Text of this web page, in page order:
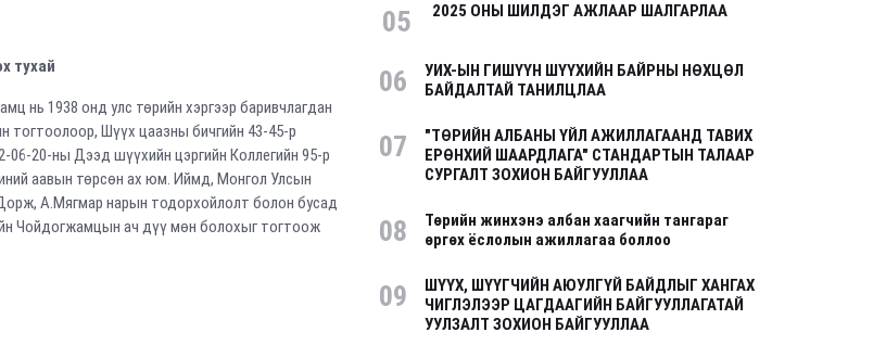
тухай
нь 1938 онд улс төрийн хэргээр баривчлагдан
тогтоолоор, Шүүх цаазны бичгийн 43-45-р
06-20-ны Дээд шүүхийн цэргийн Коллегийн 95-р
аавын төрсөн ах юм. Иймд, Монгол Улсын
А.Мягмар нарын тодорхойлолт болон бусад
Чойдогжамцын ач дүү мөн болохыг тогтоож
05 2025 ОНЫ ШИЛДЭГ АЖЛААР ШАЛГАРЛАА
06
УИХ-ЫН ГИШҮҮН ШҮҮХИЙН БАЙРНЫ НӨХЦӨЛ
БАЙДАЛТАЙ ТАНИЛЦЛАА
07
"ТӨРИЙН АЛБАНЫ ҮЙЛ АЖИЛЛАГААНД ТАВИХ
ЕРӨНХИЙ ШААРДЛАГА" СТАНДАРТЫН ТАЛААР
СУРГАЛТ ЗОХИОН БАЙГУУЛЛАА
08
Төрийн жинхэнэ албан хаагчийн тангараг
өргөх ёслолын ажиллагаа боллоо
09
ШҮҮХ, ШҮҮГЧИЙН АЮУЛГҮЙ БАЙДЛЫГ ХАНГАХ
ЧИГЛЭЛЭЭР ЦАГДААГИЙН БАЙГУУЛЛАГАТАЙ
УУЛЗАЛТ ЗОХИОН БАЙГУУЛЛАА